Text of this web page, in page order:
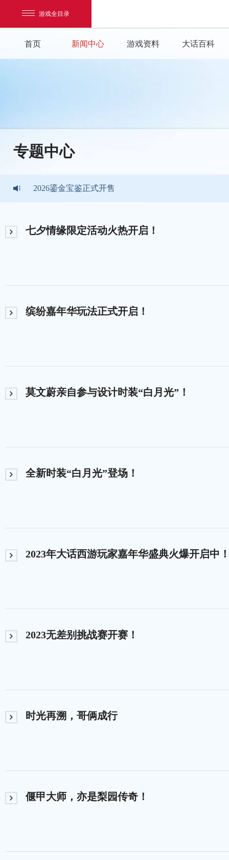
游戏全目录
游戏爱好者
首页 新闻中心 游戏资料 大话百科
专题中心
《大话西游》手游2026嘉年华版本现已开启
2026鎏金宝鉴正式开售
七夕情缘限定活动火热开启！
缤纷嘉年华玩法正式开启！
莫文蔚亲自参与设计时装“白月光”！
全新时装“白月光”登场！
2023年大话西游玩家嘉年华盛典火爆开启中
2023无差别挑战赛开赛！
时光再溯，哥俩成行
偃甲大师，亦是梨园传奇！